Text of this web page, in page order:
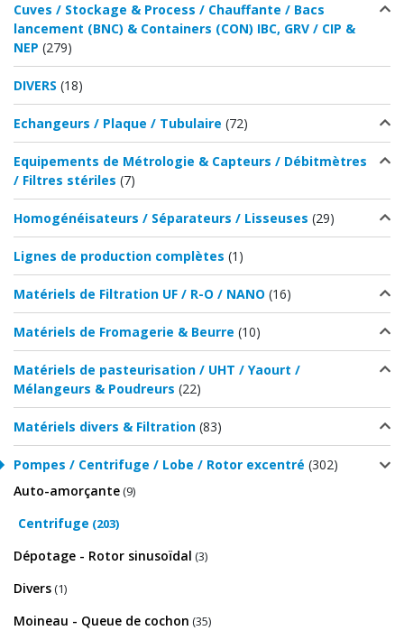
Cuves / Stockage & Process / Chauffante / Bacs
lancement (BNC) & Containers (CON) IBC, GRV / CIP &
NEP (279)
DIVERS (18)
Echangeurs / Plaque / Tubulaire (72)
Equipements de Métrologie & Capteurs / Débitmètres
/ Filtres stériles (7)
Homogénéisateurs / Séparateurs / Lisseuses (29)
Lignes de production complètes (1)
Matériels de Filtration UF / R-O / NANO (16)
Matériels de Fromagerie & Beurre (10)
Matériels de pasteurisation / UHT / Yaourt /
Mélangeurs & Poudreurs (22)
Matériels divers & Filtration (83)
Pompes / Centrifuge / Lobe / Rotor excentré (302)
Auto-amorçante(9)
Centrifuge (203)
Dépotage - Rotor sinusoïdal (3)
Divers(1)
Moineau - Queue de cochon (35)